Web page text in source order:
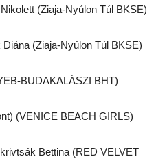
(Ziaja-Nyúlon Túl BKSE)
(Ziaja-Nyúlon Túl BKSE)
BUDAKALÁSZI BHT)
(VENICE BEACH GIRLS)
Bettina (RED VELVET